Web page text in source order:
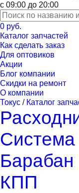
с 09:00 до 20:00
0 руб.
Каталог запчастей
Как сделать заказ
Для оптовиков
Акции
Блог компании
Скидки на ремонт
О компании
Токус / Каталог
Система
Барабан
КПП